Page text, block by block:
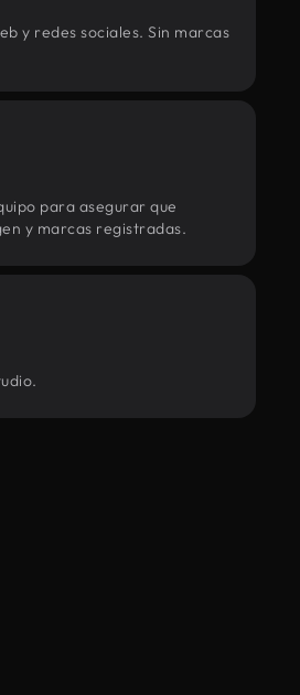
y redes sociales. Sin marcas
para asegurar que
y marcas registradas.